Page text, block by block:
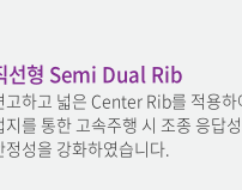
선형 Semi Dual Rib
고하고 넓은 Center Rib를 적용하
지를 통한 고속주행 시 조종 응답
정성을 강화하였습니다.